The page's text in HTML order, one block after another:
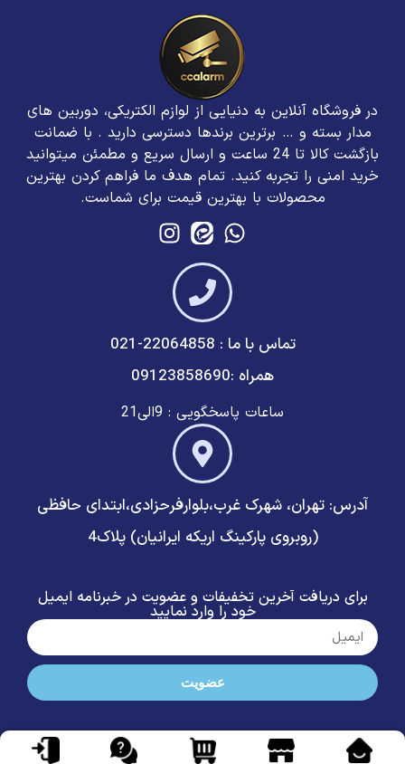
در فروشگاه آنلاین به دنیایی از لوازم الکتریکی، دوربین های
مدار بسته و … برترین برند‌ها دسترسی دارید . با ضمانت
بازگشت کالا تا 24 ساعت و ارسال سریع و مطمئن میتوانید
خرید امنی را تجربه کنید. تمام هدف ما فراهم کردن بهترین
محصولات با بهترین قیمت برای شماست.
تماس با ما : 22064858-021
همراه :09123858690
ساعات پاسخگویی : 9الی21
آدرس: تهران، شهرک غرب،بلوارفرحزادی،ابتدای حافظی
(روبروی پارکینگ اریکه ایرانیان) پلاک4
برای دریافت آخرین تخفیفات و عضویت در خبرنامه ایمیل
خود را وارد نمایید
عضویت
تمامی حقوق این سایت متعلق به الکتریکی امین شهرک غرب می باشد | سایت